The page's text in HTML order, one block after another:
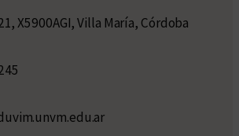
X5900AGI, Villa María, Córdoba